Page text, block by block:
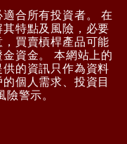
合所有投資者。 在
特點及風險，必要
買賣槓桿產品可能
資金。 本網站上的
的資訊只作為資料
個人需求、投資目
警示。